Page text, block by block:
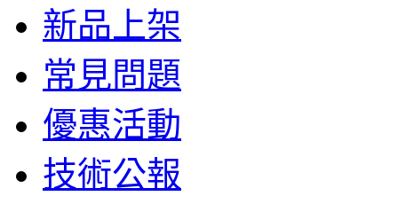
新品上架
常見問題
優惠活動
技術公報